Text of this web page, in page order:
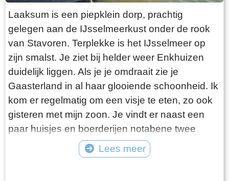
Laaksum is een piepklein dorp, prachtig
gelegen aan de IJsselmeerkust onder de rook
van Stavoren. Terplekke is het IJsselmeer op
zijn smalst. Je ziet bij helder weer Enkhuizen
duidelijk liggen. Als je je omdraait zie je
Gaasterland in al haar glooiende schoonheid. Ik
kom er regelmatig om een visje te eten, zo ook
gisteren met mijn zoon. Je vindt er naast een
paar huisjes en boerderijen notabene twee
visrestaurants op steenworp afstand van elkaar.
Er schijnt het jaar rond voldoende klandizie te
Lees meer